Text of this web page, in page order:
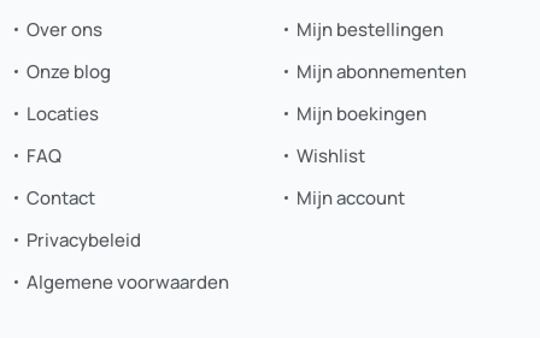
Over ons
Onze blog
Locaties
FAQ
Contact
Privacybeleid
Algemene voorwaarden
Mijn bestellingen
Mijn abonnementen
Mijn boekingen
Wishlist
Mijn account